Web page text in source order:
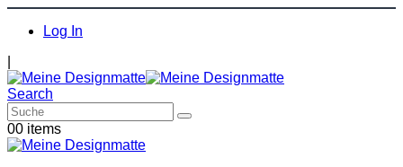
Log In
Search
00 items